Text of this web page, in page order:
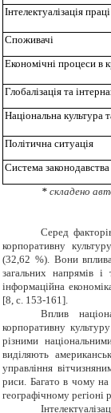
Інтелектуалізація праці
Споживачі
Економічні процеси в
Глобалізація та
Національна культура
Політична ситуація
Система законодавства
*складено
Серед
корпоративну
(32,62 %). Вони
загальних напрямів і
інформаційна
[8, c. 153-161].
Вплив
корпоративну
різними
виділяють
управління
риси. Багато в чому
географічному регіоні